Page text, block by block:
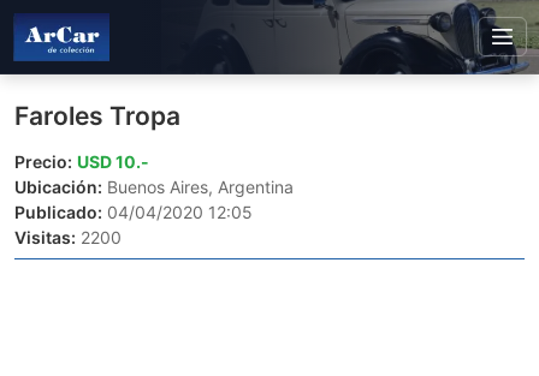
Faroles Tropa
Precio: USD 10.-
Ubicación: Buenos Aires, Argentina
Publicado: 04/04/2020 12:05
Visitas: 2200